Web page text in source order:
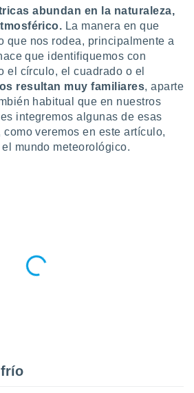
abundan en la naturaleza,
La manera en que
que nos rodea, principalmente a
que identifiquemos con
el círculo, el cuadrado o el
resultan muy familiares, aparte
habitual que en nuestros
integremos algunas de esas
veremos en este artículo,
mundo meteorológico.